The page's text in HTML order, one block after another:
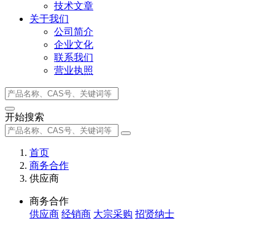
技术文章
关于我们
公司简介
企业文化
联系我们
营业执照
开始搜索
首页
商务合作
供应商
商务合作
供应商 经销商 大宗采购 招贤纳士